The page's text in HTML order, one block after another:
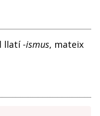
llatí-ismus, mateix